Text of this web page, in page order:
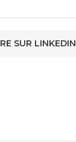
SUR LINKEDIN